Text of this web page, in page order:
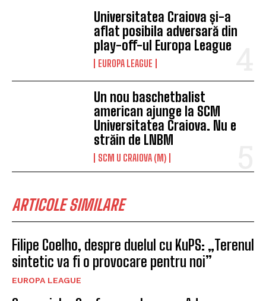
Universitatea Craiova și-a
aflat posibila adversară din
play-off-ul Europa League
EUROPA LEAGUE
Un nou baschetbalist
american ajunge la SCM
Universitatea Craiova. Nu e
străin de LNBM
SCM U CRAIOVA (M)
ARTICOLE SIMILARE
Filipe Coelho, despre duelul cu KuPS: „Terenul
sintetic va fi o provocare pentru noi”
EUROPA LEAGUE